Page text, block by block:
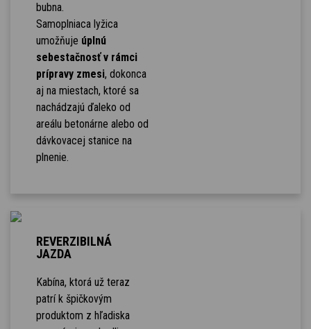
bubna.
Samoplniaca lyžica
umožňuje úplnú
sebestačnosť v rámci
prípravy zmesi, dokonca
aj na miestach, ktoré sa
nachádzajú ďaleko od
areálu betonárne alebo od
dávkovacej stanice na
plnenie.
REVERZIBILNÁ
JAZDA
Kabína, ktorá už teraz
patrí k špičkovým
produktom z hľadiska